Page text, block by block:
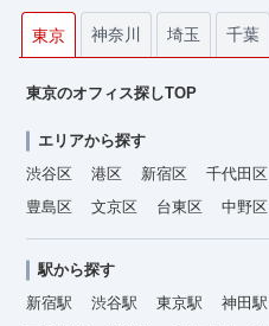
東京 神奈川 埼玉 千葉
東京のオフィス探しTOP
エリアから探す
渋谷区
港区 新宿区 千代田区
豊島区
文京区 台東区 中野区
駅から探す
新宿駅
渋谷駅 東京駅 神田駅